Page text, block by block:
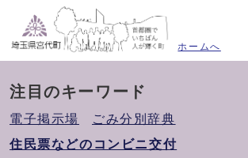
ホームへ
注目のキーワード
電子掲示場
ごみ分別辞典
住民票などのコンビニ交付